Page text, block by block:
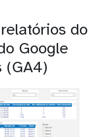
do
Google
(GA4)